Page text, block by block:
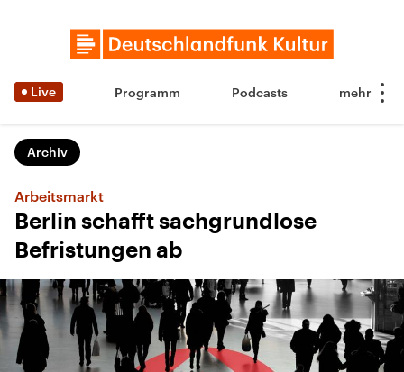
Live Programm Podcasts
Archiv
Arbeitsmarkt
Berlin schafft sachgrundlose
Befristungen ab